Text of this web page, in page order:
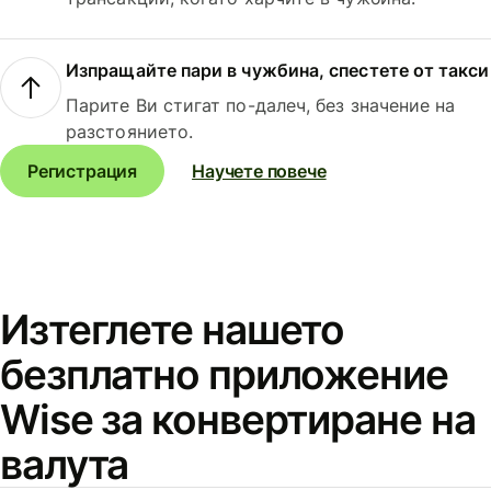
Изпращайте пари в чужбина, спестете от такси
Парите Ви стигат по-далеч, без значение на
разстоянието.
Регистрация
Научете повече
Изтеглете нашето
безплатно приложение
Wise за конвертиране на
валута